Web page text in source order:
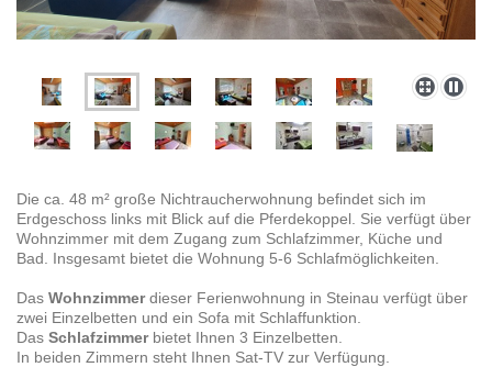
Die ca. 48 m² große Nichtraucherwohnung befindet sich im
Erdgeschoss links mit Blick auf die Pferdekoppel. Sie verfügt über
Wohnzimmer mit dem Zugang zum Schlafzimmer, Küche und
Bad. Insgesamt bietet die Wohnung 5-6 Schlafmöglichkeiten.
Das Wohnzimmerdieser Ferienwohnung in Steinau verfügt über
zwei Einzelbetten und ein Sofa mit Schlaffunktion.
Das Schlafzimmerbietet Ihnen 3 Einzelbetten.
In beiden Zimmern steht Ihnen Sat-TV zur Verfügung.